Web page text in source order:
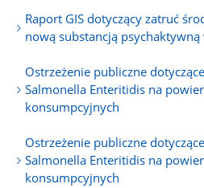
Raport GIS dotyczący zatruć
nową substancją psychaktywną
Ostrzeżenie publiczne
Salmonella Enteritidis na
konsumpcyjnych
Ostrzeżenie publiczne
Salmonella Enteritidis na
konsumpcyjnych